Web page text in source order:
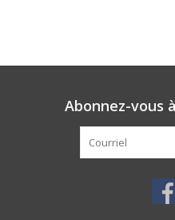
Abonnez-vous